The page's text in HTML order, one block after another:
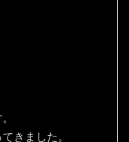
きました。